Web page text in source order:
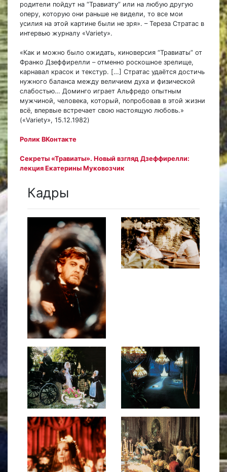
родители пойдут на “Травиату” или на любую другую
оперу, которую они раньше не видели, то все мои
усилия на этой картине были не зря». – Тереза Стратас в
интервью журналу «Variety».
«Как и можно было ожидать, киноверсия “Травиаты” от
Франко Дзеффирелли – отменно роскошное зрелище,
карнавал красок и текстур. […] Стратас удаётся достичь
нужного баланса между величием духа и физической
слабостью… Доминго играет Альфредо опытным
мужчиной, человека, который, попробовав в этой жизни
всё, впервые встречает свою настоящую любовь.»
(«Variety», 15.12.1982)
Ролик ВКонтакте
Секреты «Травиаты». Новый взгляд Дзеффирелли:
лекция Екатерины Муковозчик
Кадры